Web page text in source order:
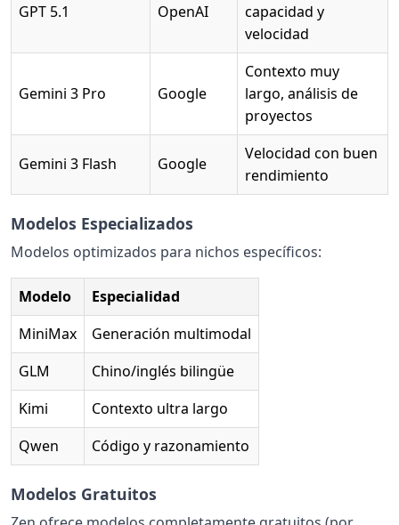
GPT 5.1 OpenAI
capacidad y
velocidad
Gemini 3 Pro Google
Contexto muy
largo, análisis de
proyectos
Gemini 3 Flash Google
Velocidad con buen
rendimiento
Modelos Especializados
Modelos optimizados para nichos específicos:
Modelo
Especialidad
MiniMax
Generación multimodal
GLM
Chino/inglés bilingüe
Kimi
Contexto ultra largo
Qwen
Código y razonamiento
Modelos Gratuitos